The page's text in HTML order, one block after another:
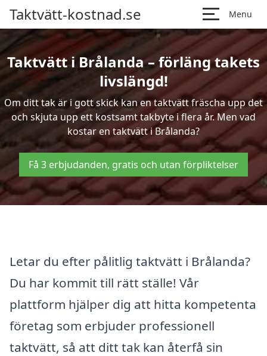
Taktvätt-kostnad.se Menu
Taktvätt i Brålanda – förläng takets
livslängd!
Om ditt tak är i gott skick kan en taktvätt fräscha upp det
och skjuta upp ett kostsamt takbyte i flera år. Men vad
kostar en taktvätt i Brålanda?
Få 3 erbjudanden, gratis och utan förpliktelser
Letar du efter pålitlig taktvätt i Brålanda?
Du har kommit till rätt ställe! Vår
plattform hjälper dig att hitta kompetenta
företag som erbjuder professionell
taktvätt, så att ditt tak kan återfå sin